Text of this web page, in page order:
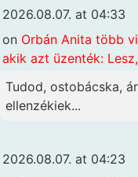
2026.08.07. at 04:33
on Orbán Anita több
akik azt üzenték:
Tudod, ostobácska,
ellenzékiek...
2026.08.07. at 04:23